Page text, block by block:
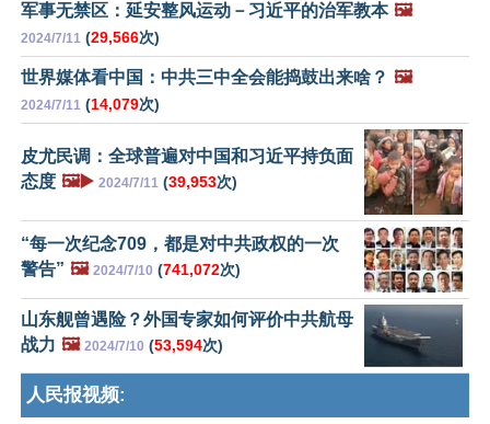
军事无禁区：延安整风运动－习近平的治军教本 🖼️
2024/7/11 (29,566次)
世界媒体看中国：中共三中全会能捣鼓出来啥？ 🖼️
2024/7/11 (14,079次)
皮尤民调：全球普遍对中国和习近平持负面
态度 🖼️▶️ 2024/7/11 (39,953次)
“每一次纪念709，都是对中共政权的一次
警告” 🖼️ 2024/7/10 (741,072次)
山东舰曾遇险？外国专家如何评价中共航母
战力 🖼️ 2024/7/10 (53,594次)
人民报视频: